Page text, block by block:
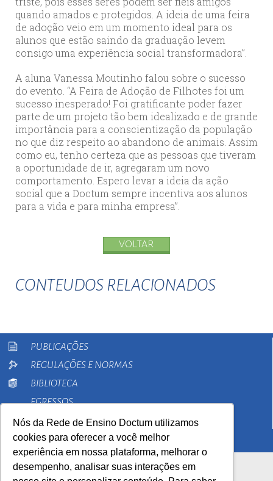
Nós da Rede de Ensino Doctum utilizamos
cookies para oferecer a você melhor
experiência em nossa plataforma, melhorar o
desempenho, analisar suas interações em
quando amados e protegidos. A ideia de uma feira
de adoção veio em um momento ideal para os
alunos que estão saindo da graduação levem
consigo uma experiência social transformadora”.
A aluna Vanessa Moutinho falou sobre o sucesso
do evento. “A Feira de Adoção de Filhotes foi um
sucesso inesperado! Foi gratificante poder fazer
parte de um projeto tão bem idealizado e de grande
importância para a conscientização da população
no que diz respeito ao abandono de animais. Assim
como eu, tenho certeza que as pessoas que tiveram
a oportunidade de ir, agregaram um novo
comportamento. Espero levar a ideia da ação
social que a Doctum sempre incentiva aos alunos
para a vida e para minha empresa”.
VOLTAR
CONTEUDOS RELACIONADOS
PUBLICAÇÕES
REGULAÇÕES E NORMAS
BIBLIOTECA
EGRESSOS
PESQUISA
EXTENSÃO